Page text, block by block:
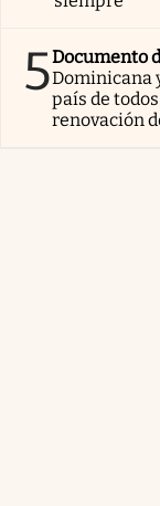
5Documento
Dominicana
país de
renovación